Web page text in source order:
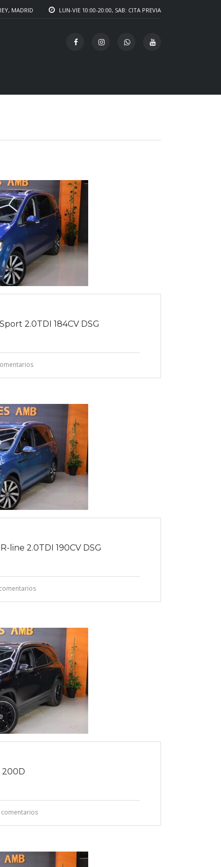
LUN-VIE 10:00-20:00, SAB: CITA PREVIA
MADRID
2.0TDI 184CV DSG
line 2.0TDI 190CV DSG
200D
comentarios